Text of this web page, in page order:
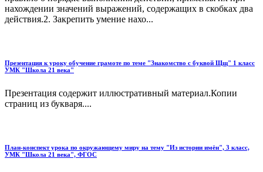
нахождении значений выражений, содержащих в скобках два
действия.2. Закрепить умение нахо...
Презентация к уроку обучение грамоте по теме "Знакомство с буквой Щщ" 1 класс
УМК "Школа 21 века"
Презентация содержит иллюстративный материал.Копии
страниц из букваря....
План-конспект урока по окружающему миру на тему "Из истории имён", 3 класс,
УМК "Школа 21 века", ФГОС